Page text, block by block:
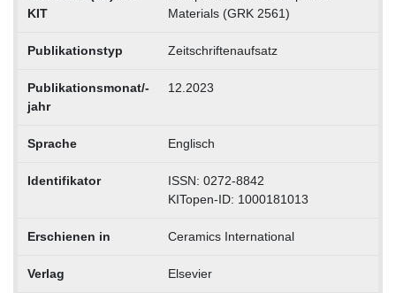
KIT
Materials (GRK 2561)
Publikationstyp Zeitschriftenaufsatz
Publikationsmonat/-
jahr
12.2023
Sprache Englisch
Identifikator
ISSN: 0272-8842
KITopen-ID: 1000181013
Erschienen in Ceramics International
Verlag Elsevier